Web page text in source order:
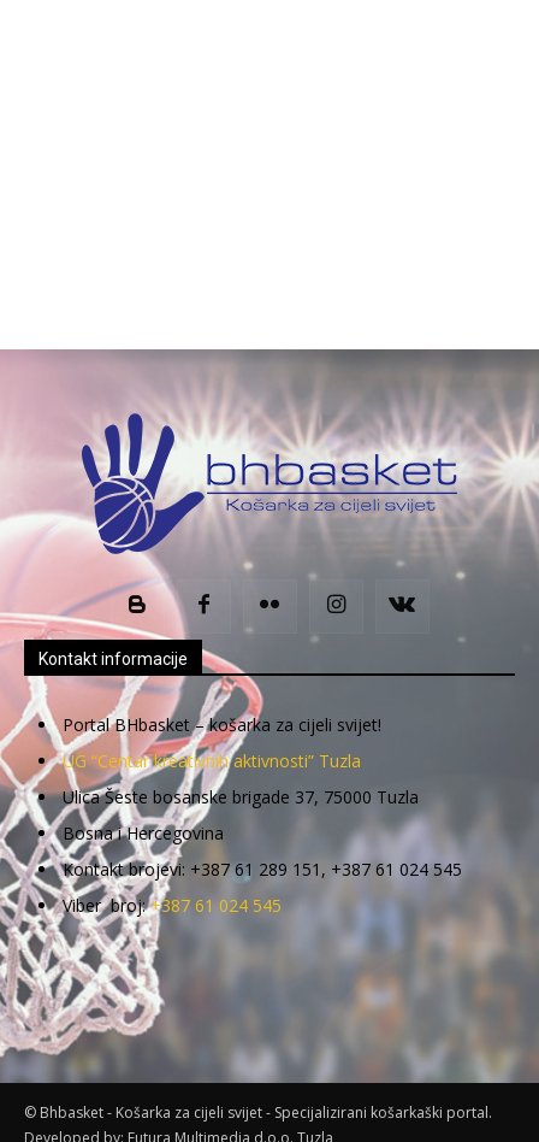
Kontakt informacije
Portal BHbasket – košarka za cijeli svijet!
UG “Centar kreativnih aktivnosti” Tuzla
Ulica Šeste bosanske brigade 37, 75000 Tuzla
Bosna i Hercegovina
Kontakt brojevi: +387 61 289 151, +387 61 024 545
Viber broj:+387 61 024 545
© Bhbasket - Košarka za cijeli svijet - Specijalizirani košarkaški portal.
Developed by: Futura Multimedia d.o.o. Tuzla